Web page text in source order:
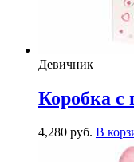
Девичник
Коробка
4,280 руб. В